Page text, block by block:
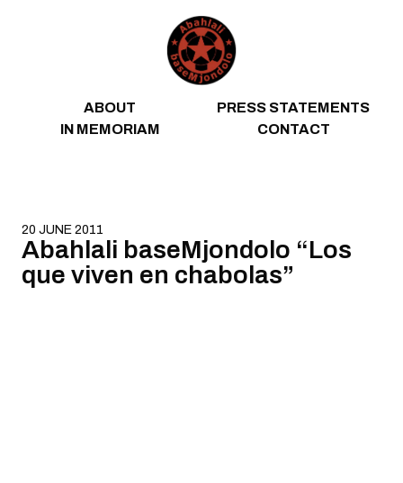
ABOUT
PRESS STATEMENTS
IN MEMORIAM
CONTACT
20 JUNE 2011
Abahlali baseMjondolo “Los
que viven en chabolas”